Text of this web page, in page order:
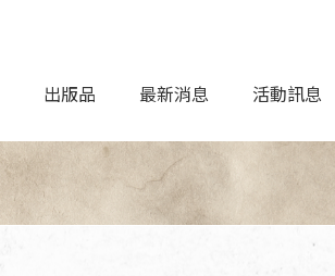
出版品 最新消息 活動訊息